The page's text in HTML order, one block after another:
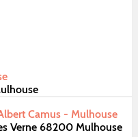
Camus - Mulhouse
Verne 68200 Mulhouse